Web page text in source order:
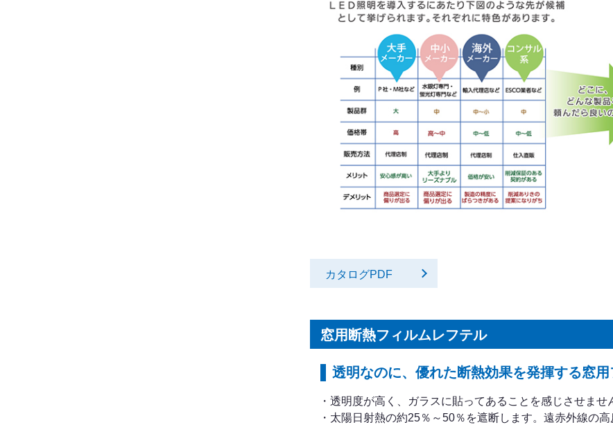
カタログPDF
窓用断熱フィルムレフテル
透明なのに、優れた断熱効果を発揮する窓用
・透明度が高く、ガラスに貼ってあることを感じさせませ
・太陽日射熱の約25％～50％を遮断します。遠赤外線の